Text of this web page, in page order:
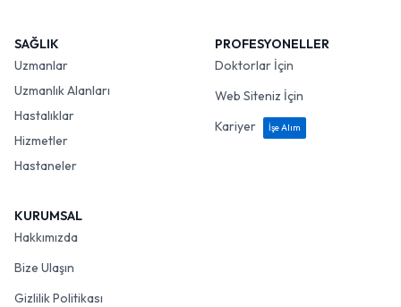
SAĞLIK
Uzmanlar
Uzmanlık Alanları
Hastalıklar
Hizmetler
Hastaneler
PROFESYONELLER
Doktorlar İçin
Web Siteniz İçin
Kariyer
İşe Alım
KURUMSAL
Hakkımızda
Bize Ulaşın
Gizlilik Politikası